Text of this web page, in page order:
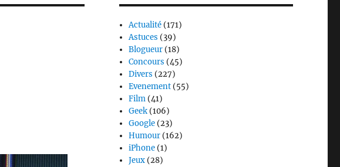
Actualité (171)
Astuces (39)
Blogueur (18)
Concours (45)
Divers (227)
Evenement (55)
Film (41)
Geek (106)
Google (23)
Humour (162)
iPhone (1)
Jeux (28)